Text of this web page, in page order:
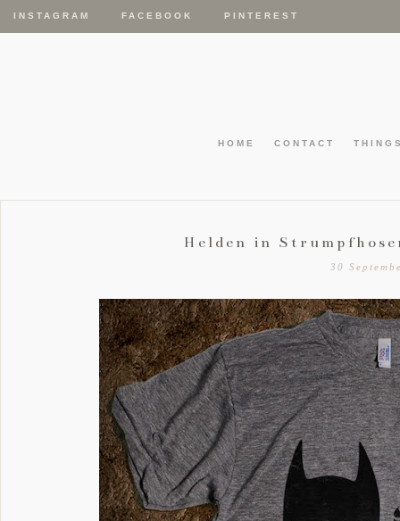
INSTAGRAM FACEBOOK PINTEREST
HOME CONTACT
Helden in
30